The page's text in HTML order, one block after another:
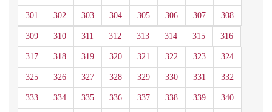
301 302 303 304 305 306 307 308
309 310 311 312 313 314 315 316
317 318 319 320 321 322 323 324
325 326 327 328 329 330 331 332
333 334 335 336 337 338 339 340